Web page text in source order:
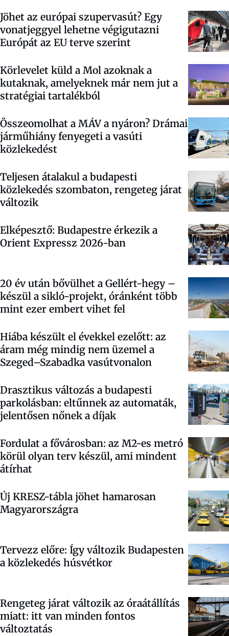
Jöhet az európai szupervasút? Egy
vonatjeggyel lehetne végigutazni
Európát az EU terve szerint
Körlevelet küld a Mol azoknak a
kutaknak, amelyeknek már nem jut a
stratégiai tartalékból
Összeomolhat a MÁV a nyáron? Drámai
járműhiány fenyegeti a vasúti
közlekedést
Teljesen átalakul a budapesti
közlekedés szombaton, rengeteg járat
változik
Elképesztő: Budapestre érkezik a
Orient Expressz 2026-ban
20 év után bővülhet a Gellért-hegy –
készül a sikló-projekt, óránként több
mint ezer embert vihet fel
Hiába készült el évekkel ezelőtt: az
áram még mindig nem üzemel a
Szeged–Szabadka vasútvonalon
Drasztikus változás a budapesti
parkolásban: eltűnnek az automaták,
jelentősen nőnek a díjak
Fordulat a fővárosban: az M2-es metró
körül olyan terv készül, ami mindent
átírhat
Új KRESZ-tábla jöhet hamarosan
Magyarországra
Tervezz előre: Így változik Budapesten
a közlekedés húsvétkor
Rengeteg járat változik az óraátállítás
miatt: itt van minden fontos
változtatás